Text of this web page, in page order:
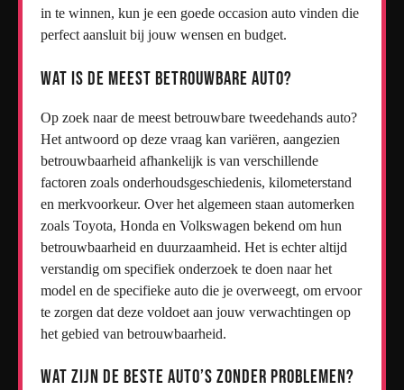
in te winnen, kun je een goede occasion auto vinden die
perfect aansluit bij jouw wensen en budget.
Wat is de meest betrouwbare auto?
Op zoek naar de meest betrouwbare tweedehands auto?
Het antwoord op deze vraag kan variëren, aangezien
betrouwbaarheid afhankelijk is van verschillende
factoren zoals onderhoudsgeschiedenis, kilometerstand
en merkvoorkeur. Over het algemeen staan automerken
zoals Toyota, Honda en Volkswagen bekend om hun
betrouwbaarheid en duurzaamheid. Het is echter altijd
verstandig om specifiek onderzoek te doen naar het
model en de specifieke auto die je overweegt, om ervoor
te zorgen dat deze voldoet aan jouw verwachtingen op
het gebied van betrouwbaarheid.
Wat zijn de beste auto’s zonder problemen?